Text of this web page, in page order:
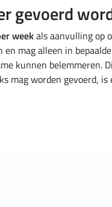
gevoerd
weekals aanvulling op
mag alleen in
kunnen
mag worden gevoerd,